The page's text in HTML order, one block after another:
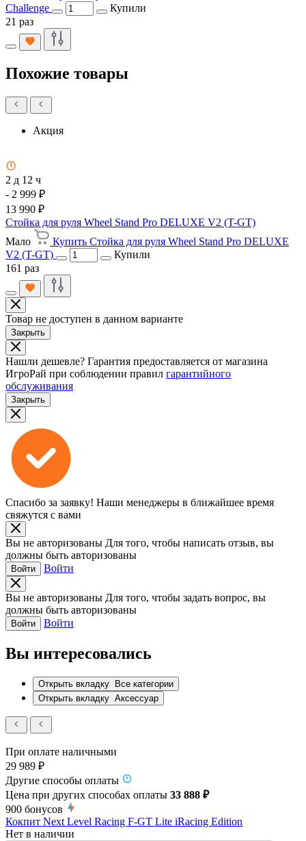
Challenge
Купили
21 раз
Похожие товары
Акция
2 д 12 ч
- 2 999 ₽
13 990 ₽
Стойка для руля Wheel Stand Pro DELUXE V2 (T-GT)
Мало
Купить Стойка для руля Wheel Stand Pro DELUXE
V2 (T-GT)
Купили
161 раз
Товар не доступен в данном варианте
Закрыть
Нашли дешевле? Гарантия предоставляется от магазина
ИгроРай при соблюдении правил гарантийного
обслуживания
Закрыть
Спасибо за заявку! Наши менеджеры в ближайшее время
свяжутся с вами
Вы не авторизованы Для того, чтобы написать отзыв, вы
должны быть авторизованы
Войти Войти
Вы не авторизованы Для того, чтобы задать вопрос, вы
должны быть авторизованы
Войти Войти
Вы интересовались
Открыть вкладку
Все категории
Открыть вкладку Аксессуар
При оплате наличными
29 989 ₽
Другие способы оплаты
Цена при других способах оплаты 33 888 ₽
900 бонусов
Кокпит Next Level Racing F-GT Lite iRacing Edition
Нет в наличии